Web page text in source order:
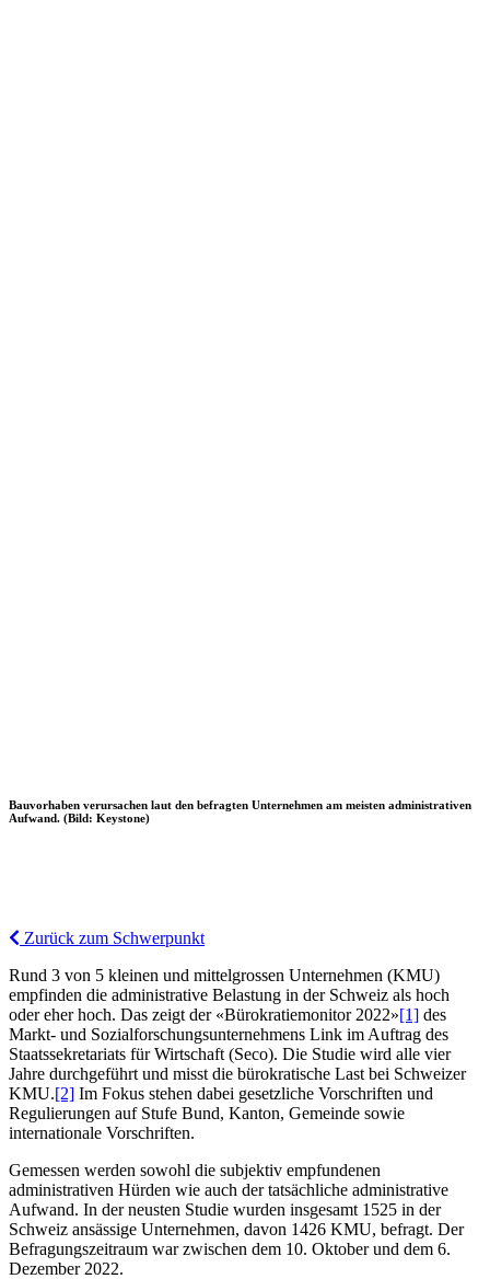
Bauvorhaben verursachen laut den befragten Unternehmen am meisten administrativen
Aufwand. (Bild: Keystone)
Zurück zum Schwerpunkt
Rund 3 von 5 kleinen und mittelgrossen Unternehmen (KMU)
empfinden die administrative Belastung in der Schweiz als hoch
oder eher hoch. Das zeigt der «Bürokratiemonitor 2022»[1] des
Markt- und Sozialforschungsunternehmens Link im Auftrag des
Staatssekretariats für Wirtschaft (Seco). Die Studie wird alle vier
Jahre durchgeführt und misst die bürokratische Last bei Schweizer
KMU.[2] Im Fokus stehen dabei gesetzliche Vorschriften und
Regulierungen auf Stufe Bund, Kanton, Gemeinde sowie
internationale Vorschriften.
Gemessen werden sowohl die subjektiv empfundenen
administrativen Hürden wie auch der tatsächliche administrative
Aufwand. In der neusten Studie wurden insgesamt 1525 in der
Schweiz ansässige Unternehmen, davon 1426 KMU, befragt. Der
Befragungszeitraum war zwischen dem 10. Oktober und dem 6.
Dezember 2022.